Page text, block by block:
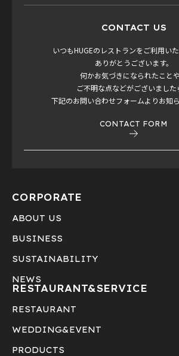
CONTACT US
いつもHUGEのレストランをご利用い
ありがとうございます。
何かお気づきになられたことや
ご不明な点などがございました
下記のお問い合わせフォームよりお知ら
CONTACT FORM
CORPORATE
ABOUT US
BUSINESS
SUSTAINABILITY
NEWS
RESTAURANT&SERVICE
RESTAURANT
WEDDING&EVENT
PRODUCTS